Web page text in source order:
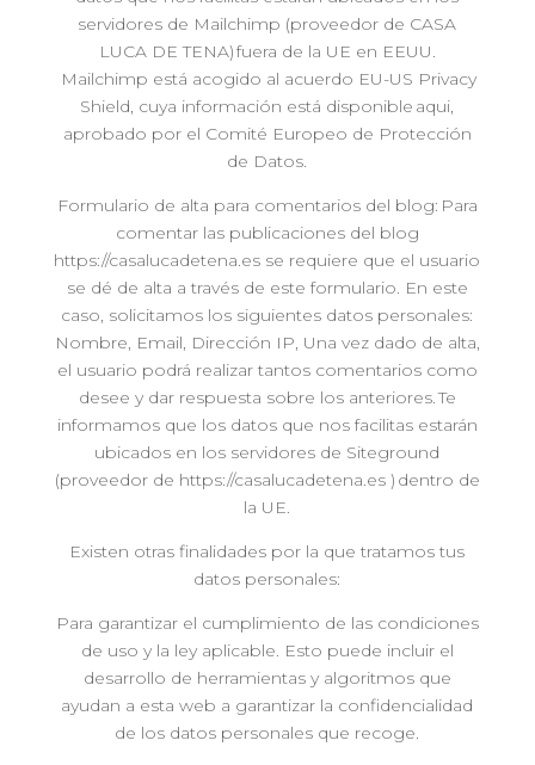
servidores de Mailchimp (proveedor de CASA
LUCA DE TENA) fuera de la UE en EEUU.
Mailchimp está acogido al acuerdo EU-US Privacy
Shield, cuya información está disponible aqui,
aprobado por el Comité Europeo de Protección
de Datos.
Formulario de alta para comentarios del blog: Para
comentar las publicaciones del blog
https://casalucadetena.es se requiere que el usuario
se dé de alta a través de este formulario. En este
caso, solicitamos los siguientes datos personales:
Nombre, Email, Dirección IP, Una vez dado de alta,
el usuario podrá realizar tantos comentarios como
desee y dar respuesta sobre los anteriores. Te
informamos que los datos que nos facilitas estarán
ubicados en los servidores de Siteground
(proveedor de https://casalucadetena.es ) dentro de
la UE.
Existen otras finalidades por la que tratamos tus
datos personales:
Para garantizar el cumplimiento de las condiciones
de uso y la ley aplicable. Esto puede incluir el
desarrollo de herramientas y algoritmos que
ayudan a esta web a garantizar la confidencialidad
de los datos personales que recoge.